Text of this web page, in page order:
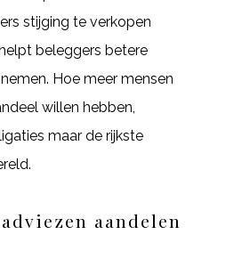
stijging te verkopen
beleggers betere
Hoe meer mensen
willen hebben,
maar de rijkste
aandelen